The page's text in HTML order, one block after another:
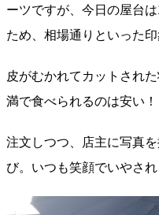
ーツですが、今日の屋台
ため、相場通りといった印
皮がむかれてカットされ
満で食べられるのは安い！
注文しつつ、店主に写真
び。いつも笑顔でいやさ